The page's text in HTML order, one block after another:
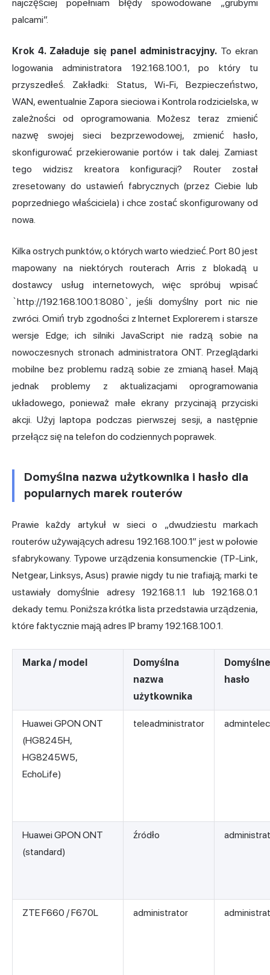
najczęściej popełniam błędy spowodowane „grubymi
palcami”.
Krok 4. Załaduje się panel administracyjny. To ekran
logowania administratora 192.168.100.1, po który tu
przyszedłeś. Zakładki: Status, Wi-Fi, Bezpieczeństwo,
WAN, ewentualnie Zapora sieciowa i Kontrola rodzicielska, w
zależności od oprogramowania. Możesz teraz zmienić
nazwę swojej sieci bezprzewodowej, zmienić hasło,
skonfigurować przekierowanie portów i tak dalej. Zamiast
tego widzisz kreatora konfiguracji? Router został
zresetowany do ustawień fabrycznych (przez Ciebie lub
poprzedniego właściciela) i chce zostać skonfigurowany od
nowa.
Kilka ostrych punktów, o których warto wiedzieć. Port 80 jest
mapowany na niektórych routerach Arris z blokadą u
dostawcy usług internetowych, więc spróbuj wpisać
`http://192.168.100.1:8080`, jeśli domyślny port nic nie
zwróci. Omiń tryb zgodności z Internet Explorerem i starsze
wersje Edge; ich silniki JavaScript nie radzą sobie na
nowoczesnych stronach administratora ONT. Przeglądarki
mobilne bez problemu radzą sobie ze zmianą haseł. Mają
jednak problemy z aktualizacjami oprogramowania
układowego, ponieważ małe ekrany przycinają przyciski
akcji. Użyj laptopa podczas pierwszej sesji, a następnie
przełącz się na telefon do codziennych poprawek.
Domyślna nazwa użytkownika i hasło dla
popularnych marek routerów
Prawie każdy artykuł w sieci o „dwudziestu markach
routerów używających adresu 192.168.100.1” jest w połowie
sfabrykowany. Typowe urządzenia konsumenckie (TP-Link,
Netgear, Linksys, Asus) prawie nigdy tu nie trafiają; marki te
ustawiały domyślnie adresy 192.168.1.1 lub 192.168.0.1
dekady temu. Poniższa krótka lista przedstawia urządzenia,
które faktycznie mają adres IP bramy 192.168.100.1.
Marka / model
Domyślna
nazwa
użytkownika
Domyślne
hasło
Huawei GPON ONT
(HG8245H,
HG8245W5,
EchoLife)
teleadministrator
Huawei GPON ONT
(standard)
źródło
ZTE F660 / F670L administrator